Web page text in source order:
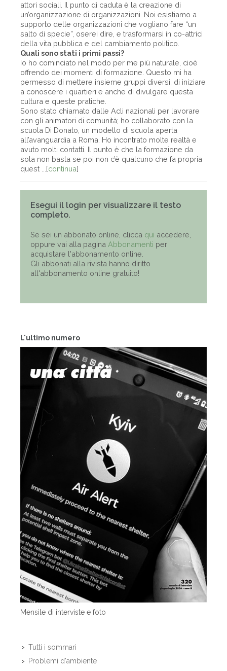
L'ultimo numero
Mensile di interviste e foto
Tutti i sommari
Problemi d'ambiente
attori sociali. Il punto di caduta è la creazione di
un’organizzazione di organizzazioni. Noi esistiamo a
supporto delle organizzazioni che vogliano fare “un
salto di specie”, oserei dire, e trasformarsi in co-attrici
della vita pubblica e del cambiamento politico.
Quali sono stati i primi passi?
Io ho cominciato nel modo per me più naturale, cioè
offrendo dei momenti di formazione. Questo mi ha
permesso di mettere insieme gruppi diversi, di iniziare
a conoscere i quartieri e anche di divulgare questa
cultura e queste pratiche.
Sono stato chiamato dalle Acli nazionali per lavorare
con gli animatori di comunità; ho collaborato con la
scuola Di Donato, un modello di scuola aperta
all’avanguardia a Roma. Ho incontrato molte realtà e
avuto molti contatti. Il punto è che la formazione da
sola non basta se poi non c’è qualcuno che fa propria
quest ...[continua]
Esegui il login per visualizzare il testo
completo.
Se sei un abbonato online, clicca qui accedere,
oppure vai alla pagina Abbonamenti per
acquistare l'abbonamento online.
Gli abbonati alla rivista hanno diritto
all'abbonamento online gratuito!